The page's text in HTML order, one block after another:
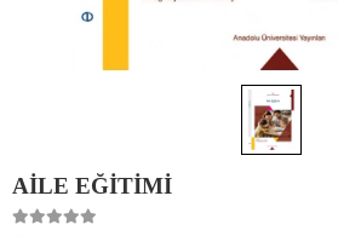
AİLE EĞİTİMİ